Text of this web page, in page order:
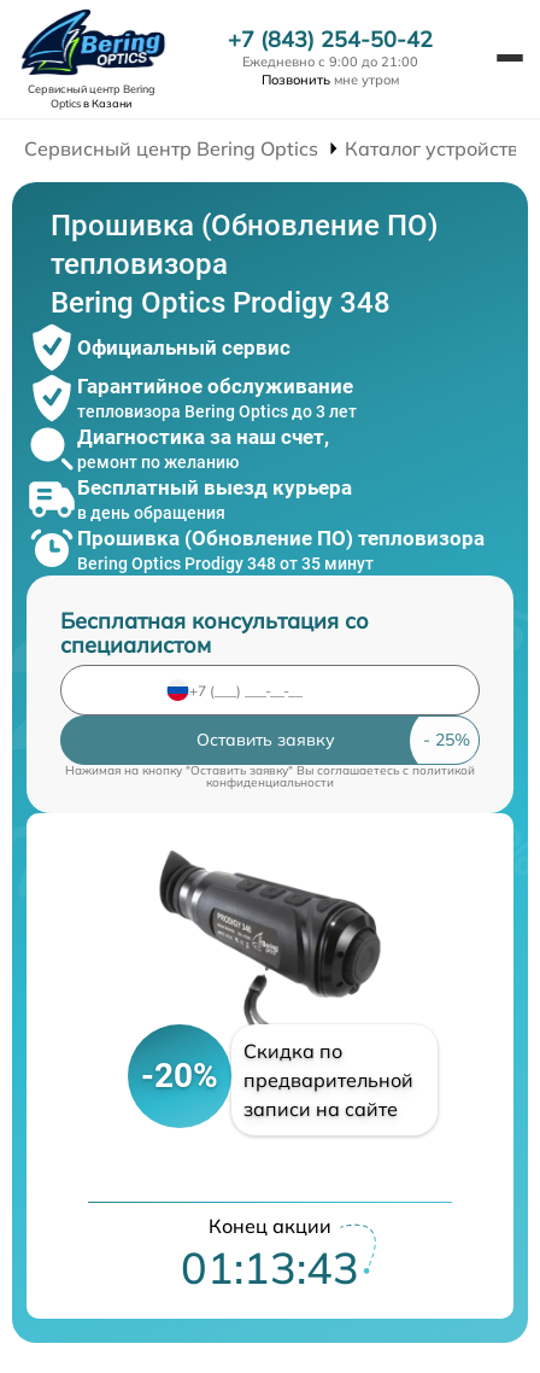
Сервисный центр Bering
Opticsв Казани
+7 (843) 254-50-42
Ежедневно с 9:00 до 21:00
Позвонить мне утром
Сервисный центр Bering Optics Каталог устройств
Прошивка (Обновление ПО)
тепловизора
Bering Optics Prodigy 348
Официальный сервис
Гарантийное обслуживание
тепловизора Bering Optics до 3 лет
Диагностика за наш счет,
ремонт по желанию
Бесплатный выезд курьера
в день обращения
Прошивка (Обновление ПО) тепловизора
Bering Optics Prodigy 348 от 35 минут
Бесплатная консультация со
специалистом
Оставить заявку
Нажимая на кнопку "Оставить заявку" Вы соглашаетесь cполитикой
конфиденциальности
-20%
Скидка по
предварительной
записи на сайте
Конец акции
01:13:41